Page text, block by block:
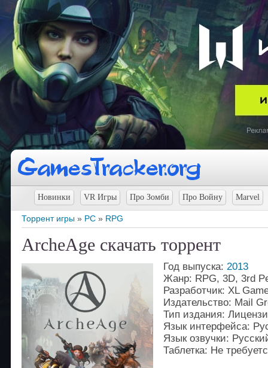
Новинки VR Игры Про Зомби Про Войну Marvel
Торрент игры » PC » RPG
ArcheAge скачать торрент
Год выпуска: 2013
Жанр: RPG, 3D, 3rd
Разработчик: XL
Издательство: Mail
Тип издания:
Язык интерфейса:
Язык озвучки:
Таблетка: Не